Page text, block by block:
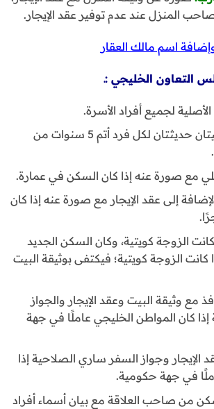
المنزل عند عدم توفير عقد الإيجار.
اسم مالك العقار
التعاون الخليجي :ـ
الأصلية لجميع أفراد الأسرة.
صورتان شخصيتان حديثتان لكل فرد أتم 5 سنوات من
مع صورة عنه إذا كان السكن في عمارة.
إلى عقد الإيجار مع صورة عنه إذا كان
كانت الزوجة كويتية، وكان السكن الجديد
كانت الزوجة كويتية؛ فيكتفى بوثيقة البيت
مع وثيقة البيت وعقد الإيجار والجواز
كان المواطن الخليجي عاملًا في جهة
الإيجار وجواز السفر ساري الصلاحية إذا
في جهة حكومية.
من صاحب العلاقة مع بيان أسماء أفراد